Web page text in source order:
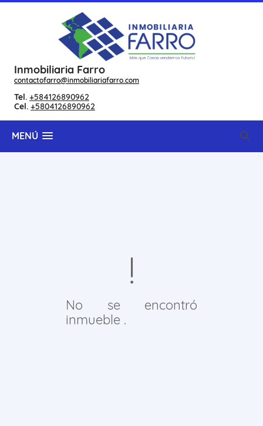
Inmobiliaria Farro
contactofarro@inmobiliariafarro.com
Tel. +584126890962
Cel. +5804126890962
MENÚ
No se encontró
inmueble .